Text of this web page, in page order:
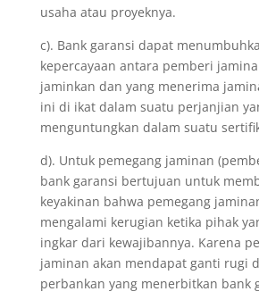
usaha atau proyeknya.
c). Bank garansi dapat
kepercayaan antara pemberi
jaminkan dan yang menerima
ini di ikat dalam suatu perjanjian
menguntungkan dalam suatu
d). Untuk pemegang jaminan
bank garansi bertujuan untuk
keyakinan bahwa pemegang
mengalami kerugian ketika pihak
ingkar dari kewajibannya. Karena
jaminan akan mendapat ganti rugi
perbankan yang menerbitkan bank